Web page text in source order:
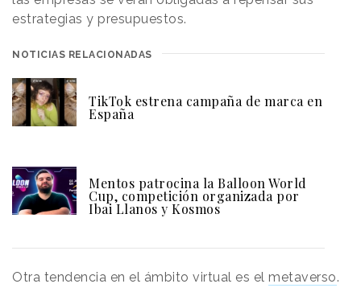
estrategias y presupuestos.
NOTICIAS RELACIONADAS
TikTok estrena campaña de marca en
España
Mentos patrocina la Balloon World
Cup, competición organizada por
Ibai Llanos y Kosmos
Otra tendencia en el ámbito virtual es el metaverso.